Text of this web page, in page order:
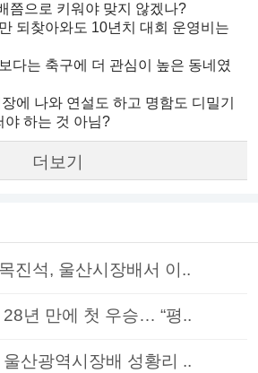
쯤으로 키워야 맞지 않겠나?
되찾아와도 10년치 대회 운영비는
다는 축구에 더 관심이 높은 동네였
에 나와 연설도 하고 명함도 디밀기
야 하는 것 아님?
더보기
진석, 울산시장배서 이..
년 만에 첫 우승… “평..
울산광역시장배 성황리 ..